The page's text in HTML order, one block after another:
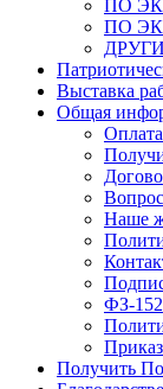
ПО
ПО
Выставка
Общая
Наше
ФЗ-152
Получить